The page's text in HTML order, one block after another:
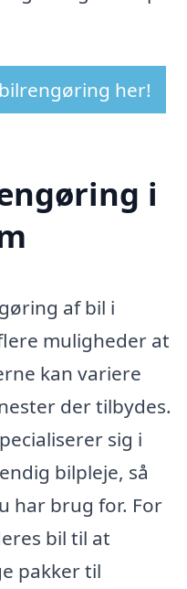
her!
i
af bil i
muligheder at
kan variere
der tilbydes.
sig i
bilpleje, så
har brug for. For
bil til at
pakker til